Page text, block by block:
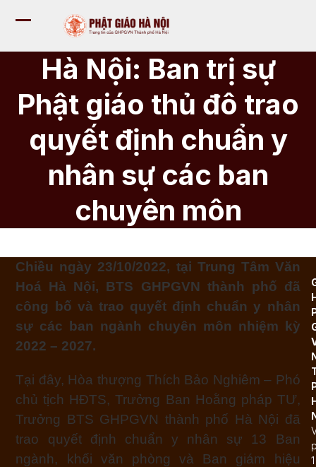
qua
nội
menu
động
menu
động
Hà Nội: Ban trị sự
Phật giáo thủ đô trao
quyết định chuẩn y
nhân sự các ban
chuyên môn
Chiều ngày 23/10/2022, tại Trung Tâm Văn
Hoá Hà Nội, BTS GHPGVN thành phố đã
công bố và trao quyết định chuẩn y nhân
sự các ban ngành chuyên môn nhiệm kỳ
2022 – 2027.
Tại đây, Hòa thượng Thích Bảo Nghiêm – Phó
chủ tịch HĐTS, Trưởng Ban Hoằng pháp TƯ,
Trưởng BTS GHPGVN thành phố Hà Nội đã
trao quyết định chuẩn y nhân sự 13 Ban
ngành, khối văn phòng và Ban giám hiệu
1